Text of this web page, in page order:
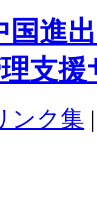
国進
支援
ンク集